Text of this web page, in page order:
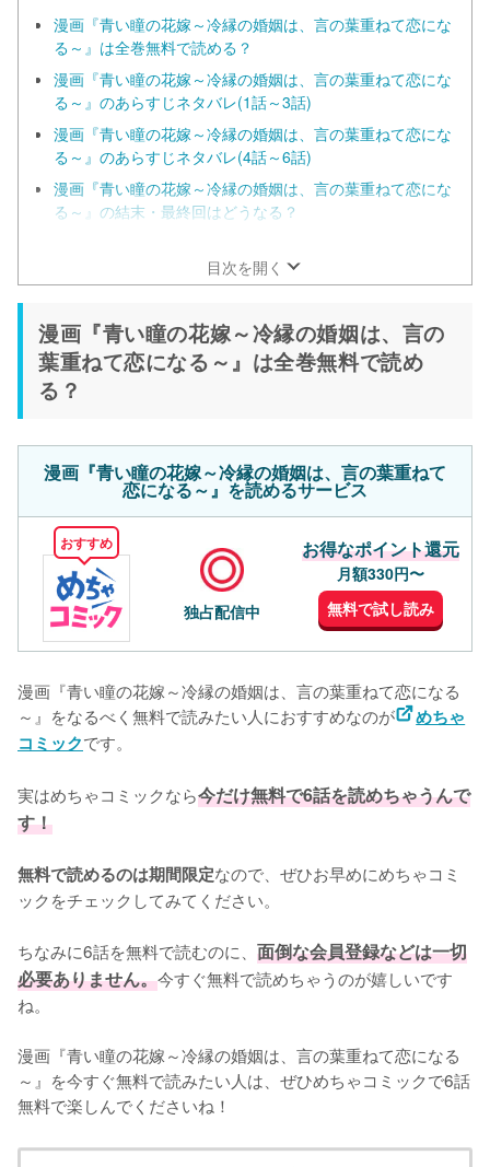
漫画『青い瞳の花嫁～冷縁の婚姻は、言の葉重ねて恋にな
る～』は全巻無料で読める？
漫画『青い瞳の花嫁～冷縁の婚姻は、言の葉重ねて恋にな
る～』のあらすじネタバレ(1話～3話)
漫画『青い瞳の花嫁～冷縁の婚姻は、言の葉重ねて恋にな
る～』のあらすじネタバレ(4話～6話)
漫画『青い瞳の花嫁～冷縁の婚姻は、言の葉重ねて恋にな
る～』の結末・最終回はどうなる？
る～』はエブリスタの小説が原作！
目次を開く
漫画『青い瞳の花嫁～冷縁の婚姻は、言の
葉重ねて恋になる～』は全巻無料で読め
る？
漫画『青い瞳の花嫁～冷縁の婚姻は、言の葉重ねて
恋になる～』を読めるサービス
おすすめ
独占配信中
お得なポイント還元
月額330円〜
無料で試し読み
漫画『青い瞳の花嫁～冷縁の婚姻は、言の葉重ねて恋になる
～』をなるべく無料で読みたい人におすすめなのが
めちゃ
コミックです。
実はめちゃコミックなら今だけ無料で6話を読めちゃうんで
す！
無料で読めるのは期間限定なので、ぜひお早めにめちゃコミ
ックをチェックしてみてください。
ちなみに6話を無料で読むのに、 面倒な会員登録などは一切
必要ありません。今すぐ無料で読めちゃうのが嬉しいです
ね。
漫画『青い瞳の花嫁～冷縁の婚姻は、言の葉重ねて恋になる
～』を今すぐ無料で読みたい人は、ぜひめちゃコミックで6話
無料で楽しんでくださいね！